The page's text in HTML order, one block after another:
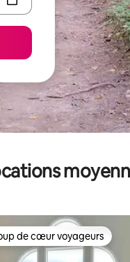
de cœur voyageurs les
de cœur voyageurs